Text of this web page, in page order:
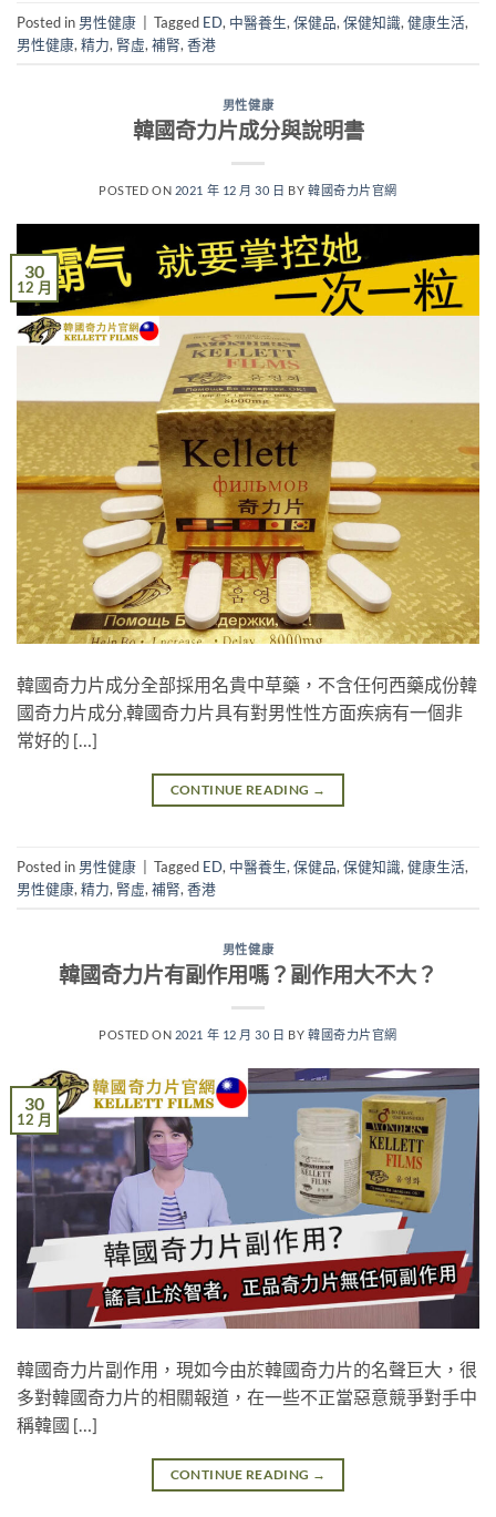
Posted in 男性健康 Tagged ED, 中醫養生, 保健品, 保健知識, 健康生活,
男性健康, 精力, 腎虛, 補腎, 香港
男性健康
韓國奇力片成分與說明書
POSTED ON 2021 年 12 月 30 日 BY 韓國奇力片官網
30
12 月
韓國奇力片成分全部採用名貴中草藥，不含任何西藥成份韓
國奇力片成分,韓國奇力片具有對男性性方面疾病有一個非
常好的 […]
CONTINUE READING →
Posted in 男性健康 Tagged ED, 中醫養生, 保健品, 保健知識, 健康生活,
男性健康, 精力, 腎虛, 補腎, 香港
男性健康
韓國奇力片有副作用嗎？副作用大不大？
POSTED ON 2021 年 12 月 30 日 BY 韓國奇力片官網
30
12 月
韓國奇力片副作用，現如今由於韓國奇力片的名聲巨大，很
多對韓國奇力片的相關報道，在一些不正當惡意競爭對手中
稱韓國 […]
CONTINUE READING →